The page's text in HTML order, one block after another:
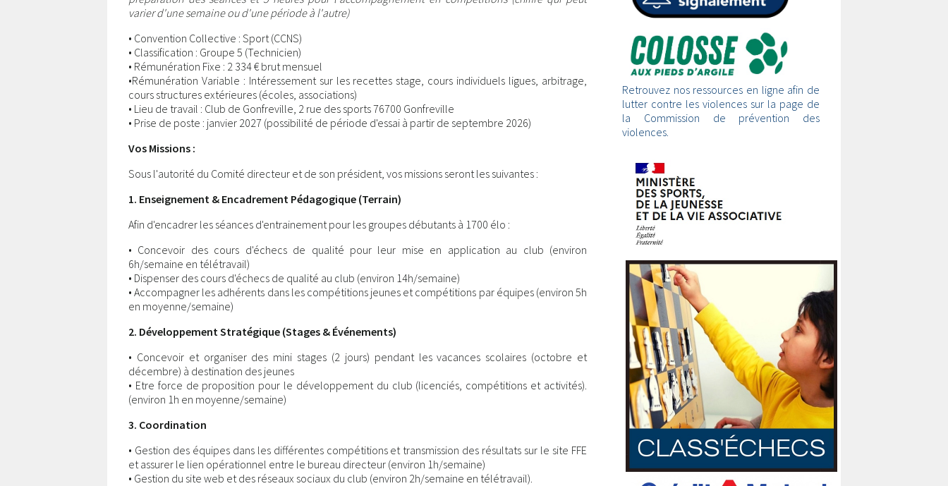
varier d'une semaine ou d'une période à l'autre)
• Convention Collective : Sport (CCNS)
• Classification : Groupe 5 (Technicien)
• Rémunération Fixe : 2 334 € brut mensuel
•Rémunération Variable : Intéressement sur les recettes stage, cours individuels ligues, arbitrage,
cours structures extérieures (écoles, associations)
• Lieu de travail : Club de Gonfreville, 2 rue des sports 76700 Gonfreville
• Prise de poste : janvier 2027 (possibilité de période d'essai à partir de septembre 2026)
Vos Missions :
Sous l'autorité du Comité directeur et de son président, vos missions seront les suivantes :
1. Enseignement & Encadrement Pédagogique (Terrain)
Afin d'encadrer les séances d'entrainement pour les groupes débutants à 1700 élo :
• Concevoir des cours d'échecs de qualité pour leur mise en application au club (environ
6h/semaine en télétravail)
• Dispenser des cours d'échecs de qualité au club (environ 14h/semaine)
• Accompagner les adhérents dans les compétitions jeunes et compétitions par équipes (environ 5h
en moyenne/semaine)
2. Développement Stratégique (Stages & Événements)
• Concevoir et organiser des mini stages (2 jours) pendant les vacances scolaires (octobre et
décembre) à destination des jeunes
• Etre force de proposition pour le développement du club (licenciés, compétitions et activités).
(environ 1h en moyenne/semaine)
3. Coordination
• Gestion des équipes dans les différentes compétitions et transmission des résultats sur le site FFE
et assurer le lien opérationnel entre le bureau directeur (environ 1h/semaine)
• Gestion du site web et des réseaux sociaux du club (environ 2h/semaine en télétravail).
Retrouvez nos ressources en ligne afin de
lutter contre les violences sur la page de
la Commission de prévention des
violences.